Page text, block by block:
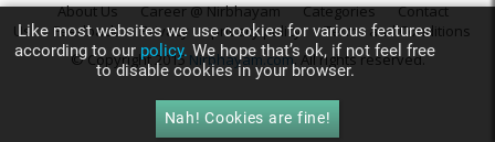
About Us Career @ Nirbhayam Categories
Contact
Us
Feedback Privacy privacy policy
Terms and Conditions
© Copyright 2015Nirbhayam.com. All rights reserved.
Like most websites we use cookies for various features
according to ourpolicy.We hope that’s ok, if not feel free
to disable cookies in your browser.
Nah! Cookies are fine!